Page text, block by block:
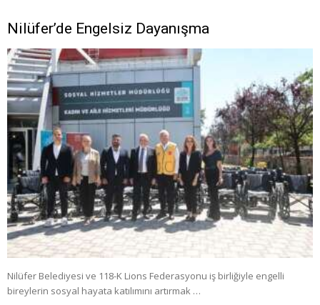
Nilüfer’de Engelsiz Dayanışma
Nilüfer Belediyesi ve 118-K Lions Federasyonu iş birliğiyle engelli
bireylerin sosyal hayata katılımını artırmak …